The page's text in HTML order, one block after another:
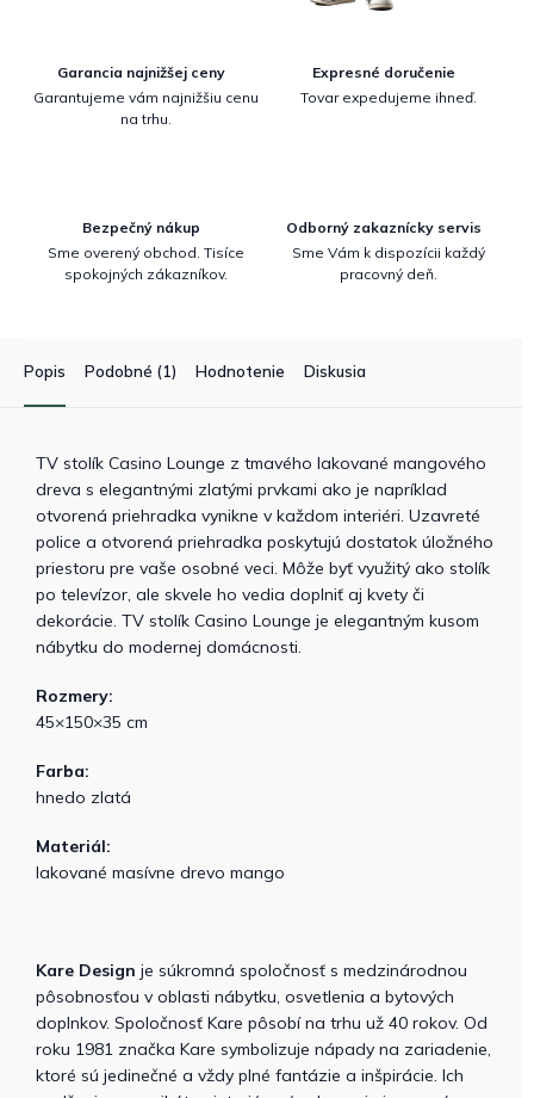
Garancia najnižšej ceny
Garantujeme vám najnižšiu cenu
na trhu.
Expresné doručenie
Tovar expedujeme ihneď.
Bezpečný nákup
Sme overený obchod. Tisíce
spokojných zákazníkov.
Odborný zakaznícky servis
Sme Vám k dispozícii každý
pracovný deň.
Popis Podobné (1) Hodnotenie Diskusia
TV stolík Casino Lounge z tmavého lakované mangového
dreva s elegantnými zlatými prvkami ako je napríklad
otvorená priehradka vynikne v každom interiéri. Uzavreté
police a otvorená priehradka poskytujú dostatok úložného
priestoru pre vaše osobné veci. Môže byť využitý ako stolík
po televízor, ale skvele ho vedia doplniť aj kvety či
dekorácie. TV stolík Casino Lounge je elegantným kusom
nábytku do modernej domácnosti.
Rozmery:
45×150×35 cm
Farba:
hnedo zlatá
Materiál:
lakované masívne drevo mango
Kare Design je súkromná spoločnosť s medzinárodnou
pôsobnosťou v oblasti nábytku, osvetlenia a bytových
doplnkov. Spoločnosť Kare pôsobí na trhu už 40 rokov. Od
roku 1981 značka Kare symbolizuje nápady na zariadenie,
ktoré sú jedinečné a vždy plné fantázie a inšpirácie. Ich